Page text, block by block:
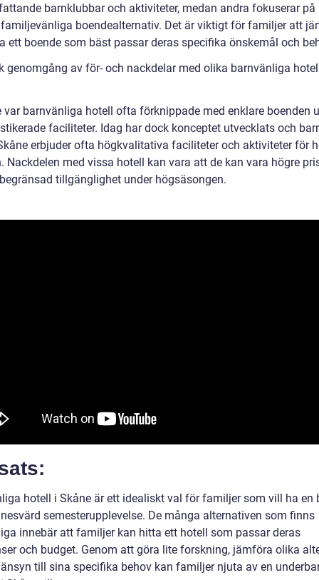
barnklubbar och aktiviteter, medan andra fokuserar på
boendealternativ. Det är viktigt för familjer att
ett boende som bäst passar deras specifika önskemål och
genomgång av för- och nackdelar med olika barnvänliga
var barnvänliga hotell ofta förknippade med enklare boenden
faciliteter. Idag har dock konceptet utvecklats och
erbjuder ofta högkvalitativa faciliteter och aktiviteter för
Nackdelen med vissa hotell kan vara att de kan vara högre
tillgänglighet under högsäsongen.
hotell i Skåne är ett idealiskt val för familjer som vill ha en
semesterupplevelse. De många alternativen som finns
innebär att familjer kan hitta ett hotell som passar deras
och budget. Genom att göra lite forskning, jämföra olika
till sina specifika behov kan familjer njuta av en